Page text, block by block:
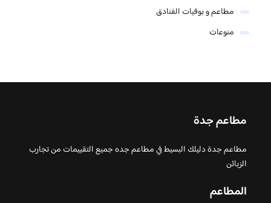
مطاعم و بوفيات الفنادق
منوعات
مطاعم جدة
مطاعم جدة دليلك البسيط في مطاعم جده جميع التقييمات من تجارب
الزبائن
المطاعم